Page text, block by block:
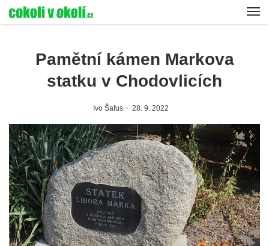
Pamětní kámen Markova
statku v Chodovlicích
Ivo Šafus 28. 9. 2022